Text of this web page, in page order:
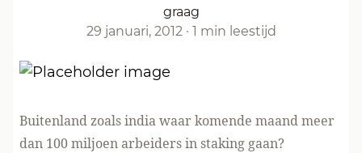
graag
29 januari, 2012 · 1 min leestijd
Buitenland zoals india waar komende maand meer
dan 100 miljoen arbeiders in staking gaan?